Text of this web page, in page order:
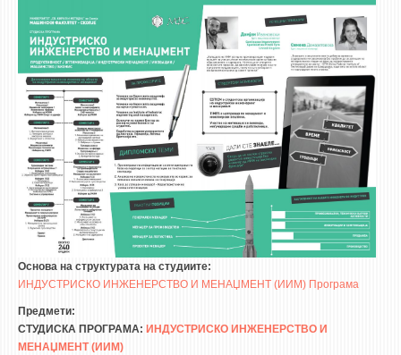
STUDENT ISSUES
LIBRARY
DA VINCI MAGAZINE
CONTACT
NOTIFICATIONS
Основа на структурата на студиите:
ИНДУСТРИСКО ИНЖЕНЕРСТВО И МЕНАЏМЕНТ (ИИМ) Програма
Предмети:
СТУДИСКА ПРОГРАМА: ИНДУСТРИСКО ИНЖЕНЕРСТВО И
МЕНАЏМЕНТ (ИИМ)